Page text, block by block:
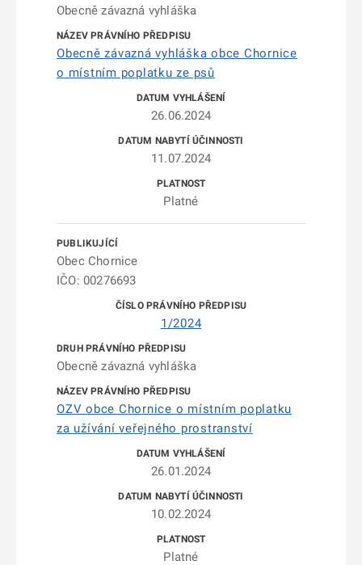
Obecně závazná vyhláška
Obecně závazná vyhláška obce Chornice
o místním poplatku ze psů
26.06.2024
11.07.2024
Platné
Obec Chornice
IČO: 00276693
1/2024
Obecně závazná vyhláška
OZV obce Chornice o místním poplatku
za užívání veřejného prostranství
26.01.2024
10.02.2024
Platné